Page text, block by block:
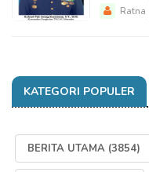
Ratna
KATEGORI POPULER
BERITA UTAMA (3854)